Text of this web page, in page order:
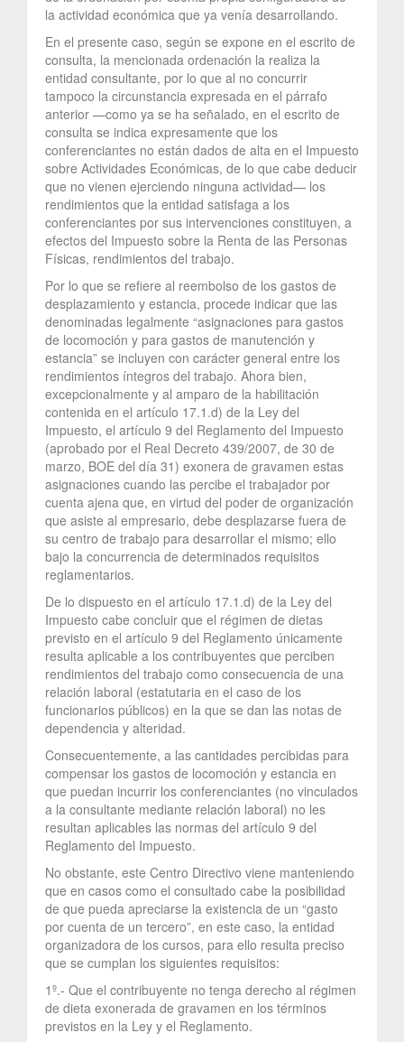
la actividad económica que ya venía desarrollando.
En el presente caso, según se expone en el escrito de
consulta, la mencionada ordenación la realiza la
entidad consultante, por lo que al no concurrir
tampoco la circunstancia expresada en el párrafo
anterior —como ya se ha señalado, en el escrito de
consulta se indica expresamente que los
conferenciantes no están dados de alta en el Impuesto
sobre Actividades Económicas, de lo que cabe deducir
que no vienen ejerciendo ninguna actividad— los
rendimientos que la entidad satisfaga a los
conferenciantes por sus intervenciones constituyen, a
efectos del Impuesto sobre la Renta de las Personas
Físicas, rendimientos del trabajo.
Por lo que se refiere al reembolso de los gastos de
desplazamiento y estancia, procede indicar que las
denominadas legalmente “asignaciones para gastos
de locomoción y para gastos de manutención y
estancia” se incluyen con carácter general entre los
rendimientos íntegros del trabajo. Ahora bien,
excepcionalmente y al amparo de la habilitación
contenida en el artículo 17.1.d) de la Ley del
Impuesto, el artículo 9 del Reglamento del Impuesto
(aprobado por el Real Decreto 439/2007, de 30 de
marzo, BOE del día 31) exonera de gravamen estas
asignaciones cuando las percibe el trabajador por
cuenta ajena que, en virtud del poder de organización
que asiste al empresario, debe desplazarse fuera de
su centro de trabajo para desarrollar el mismo; ello
bajo la concurrencia de determinados requisitos
reglamentarios.
De lo dispuesto en el artículo 17.1.d) de la Ley del
Impuesto cabe concluir que el régimen de dietas
previsto en el artículo 9 del Reglamento únicamente
resulta aplicable a los contribuyentes que perciben
rendimientos del trabajo como consecuencia de una
relación laboral (estatutaria en el caso de los
funcionarios públicos) en la que se dan las notas de
dependencia y alteridad.
Consecuentemente, a las cantidades percibidas para
compensar los gastos de locomoción y estancia en
que puedan incurrir los conferenciantes (no vinculados
a la consultante mediante relación laboral) no les
resultan aplicables las normas del artículo 9 del
Reglamento del Impuesto.
No obstante, este Centro Directivo viene manteniendo
que en casos como el consultado cabe la posibilidad
de que pueda apreciarse la existencia de un “gasto
por cuenta de un tercero”, en este caso, la entidad
organizadora de los cursos, para ello resulta preciso
que se cumplan los siguientes requisitos:
1º.- Que el contribuyente no tenga derecho al régimen
de dieta exonerada de gravamen en los términos
previstos en la Ley y el Reglamento.